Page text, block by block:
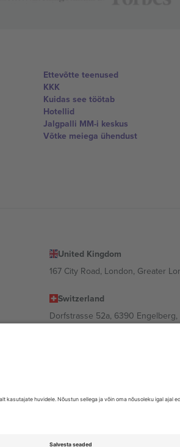
Ettevõtte teenused
KKK
Kuidas see töötab
Hotellid
Jalgpalli MM-i keskus
Võtke meiega ühendust
United Kingdom
167 City Road, London, Greater
Switzerland
Dorfstrasse 52a, 6390
Mexico